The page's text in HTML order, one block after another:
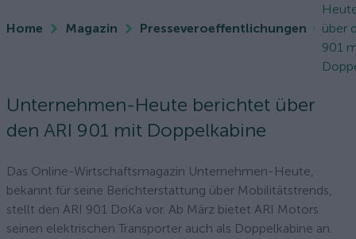
Home Magazin Presseveroeffentlichungen
über
901
Unternehmen-Heute berichtet über
den ARI 901 mit Doppelkabine
Das Online-Wirtschaftsmagazin Unternehmen-Heute,
bekannt für seine Berichterstattung über Mobilitätstrends,
stellt den ARI 901 DoKa vor. Ab März bietet ARI Motors
seinen elektrischen Transporter auch als Doppelkabine an.